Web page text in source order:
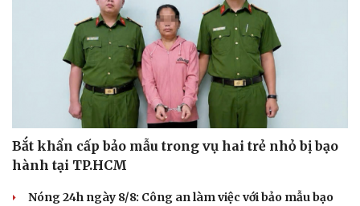
Bắt khẩn cấp bảo mẫu trong vụ hai trẻ nhỏ bị bạo
hành tại TP.HCM
Nóng 24h ngày 8/8: Công an làm việc với bảo mẫu bạo